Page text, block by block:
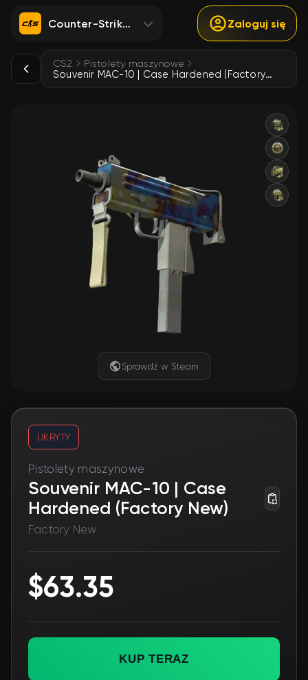
Counter-Strike 2 Zaloguj się
CS2 Pistolety maszynowe
Souvenir MAC-10 | Case Hardened (Factory New)
Sprawdź w Steam
UKRYTY
Pistolety maszynowe
Souvenir MAC-10 | Case
Hardened (Factory New)
Factory New
$63.35
KUP TERAZ